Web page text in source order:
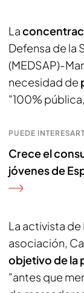
La
Defensa de la
(MEDSAP)-
necesidad de
"100%
PUEDE
Crece el
jóvenes de
La activista de
asociación,
objetivo de la
"antes que